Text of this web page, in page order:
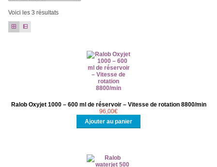
Jets dentaires
Brosses électriques du visage
Voici les 3 résultats
Ralob Oxyjet 1000 – 600 ml de réservoir – Vitesse de rotation 8800/min
96,00€
Ajouter au panier